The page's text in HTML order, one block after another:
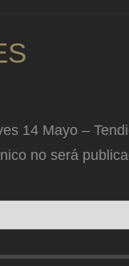
14 Mayo –
no será